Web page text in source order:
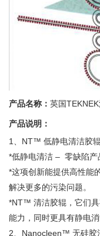
产品名称： 英国
产品说明：
1、NT™ 低静电清洁胶
*低静电清洁 – 零缺陷产
*这项创新能提供高性能
解决更多的污染问题。
*NT™ 清洁胶辊，它们
能力，同时更具有静电消
2、Nanocleen™ 无硅胶